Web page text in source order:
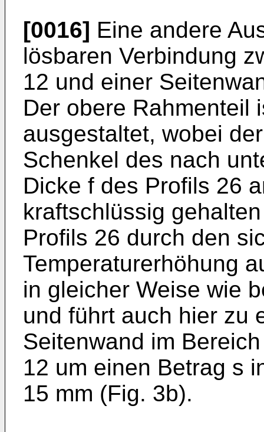
[0016] Eine andere
lösbaren Verbindung
12 und einer
Der obere Rahmenteil
ausgestaltet, wobei
Schenkel des nach
Dicke f des Profils 26
kraftschlüssig
Profils 26 durch den
Temperaturerhöhung
in gleicher Weise wie
und führt auch hier zu
Seitenwand im
12 um einen Betrag s
15 mm (Fig. 3b).